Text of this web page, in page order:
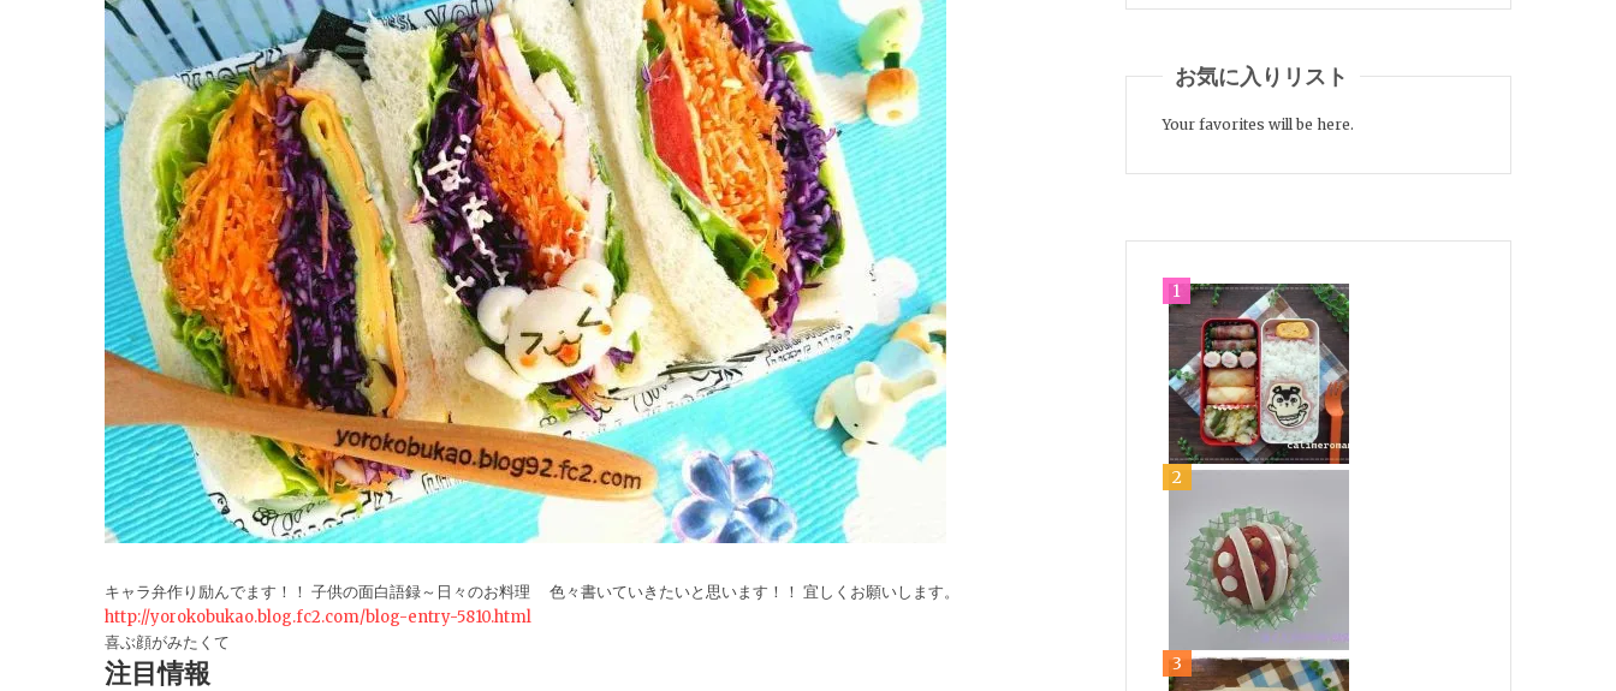
キャラ弁作り励んでます！！ 子供の面白語録～日々のお料理 色々書いていきたいと思います！！ 宜しくお願いします。
http://yorokobukao.blog.fc2.com/blog-entry-5810.html
喜ぶ顔がみたくて
注目情報
お気に入りリスト
Your favorites will be here.